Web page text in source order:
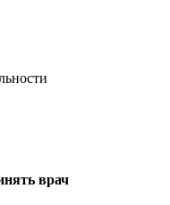
врач